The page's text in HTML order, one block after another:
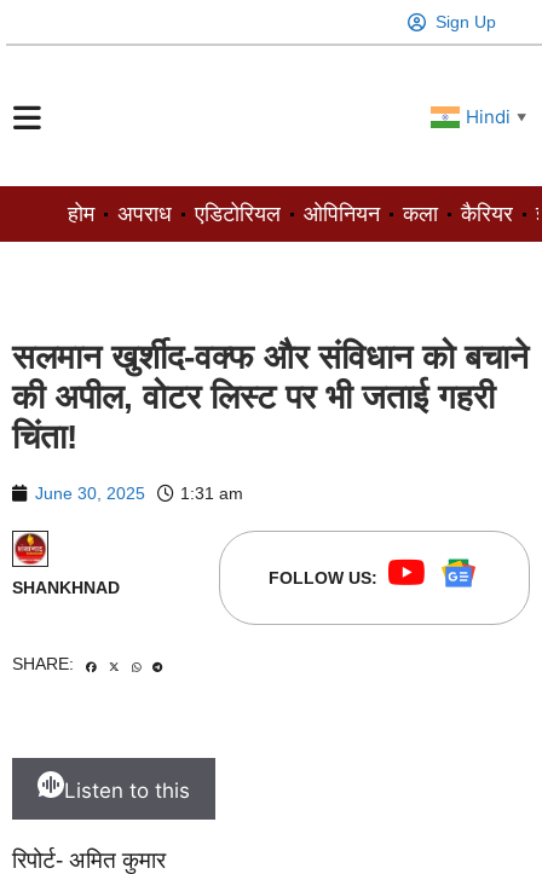
Sign Up
Hindi ▼
होम अपराध एडिटोरियल ओपिनियन कला कैरियर
सलमान खुर्शीद-वक्फ और संविधान को बचाने
की अपील, वोटर लिस्ट पर भी जताई गहरी
चिंता!
June 30, 2025 1:31 am
SHANKHNAD FOLLOW US:
SHARE:
Listen to this
रिपोर्ट- अमित कुमार